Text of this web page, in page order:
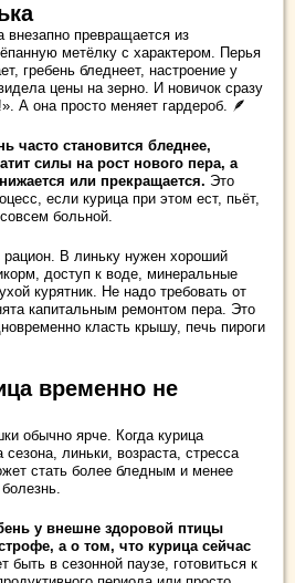
внезапно превращается из
метёлку с характером. Перья
гребень бледнеет, настроение у
цены на зерно. И новичок сразу
А она просто меняет гардероб. 🪶
часто становится бледнее,
силы на рост нового пера, а
или прекращается. Это
если курица при этом ест, пьёт,
больной.
В линьку нужен хороший
доступ к воде, минеральные
курятник. Не надо требовать от
капитальным ремонтом пера. Это
класть крышу, печь пироги
временно не
обычно ярче. Когда курица
сезона, линьки, возраста, стресса
стать более бледным и менее
у внешне здоровой птицы
а о том, что курица сейчас
быть в сезонной паузе, готовиться к